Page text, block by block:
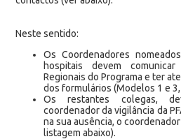
Neste sentido:
Os Coordenadores
hospitais devem
Regionais do Programa e ter
dos formulários (Modelos 1 e
Os restantes colegas,
coordenador da vigilância da
na sua ausência, o
listagem abaixo).